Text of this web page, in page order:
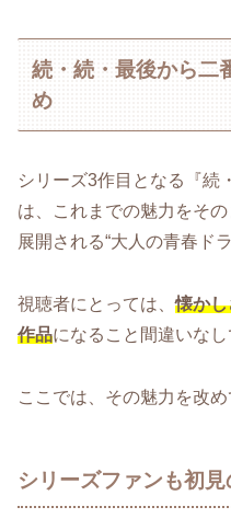
続・続・最後から二
め
シリーズ3作目となる『続
は、これまでの魅力をそ
展開される“大人の青春ドラ
視聴者にとっては、懐か
作品になること間違いなし
ここでは、その魅力を改
シリーズファンも初